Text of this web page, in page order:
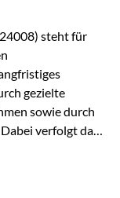
steht für
gezielte
sowie durch
verfolgt das
die